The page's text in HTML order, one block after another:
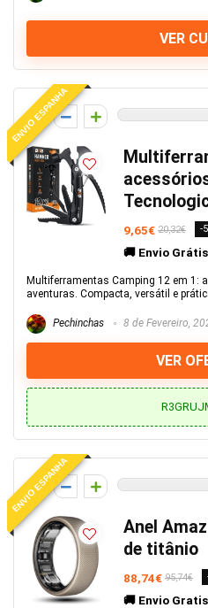
VER
ENVIO ESPANHA
0
9,65€ 20,32€ -
🚚 Envio
Multiferramentas Camping 12 em 1:
aventuras. Compacta, versátil e
Pechinchas 8 de Fevereiro,
VER
ENVIO ESPANHA
0
Anel
de titânio
88,74€ 95,74€
🚚 Envio Gratis